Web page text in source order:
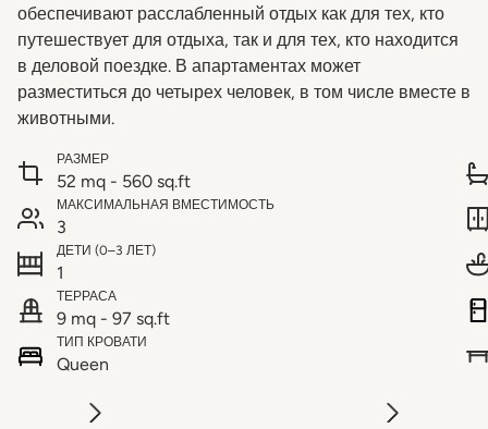
обеспечивают расслабленный отдых как для тех, кто
путешествует для отдыха, так и для тех, кто находится
в деловой поездке. В апартаментах может
разместиться до четырех человек, в том числе вместе в
животными.
РАЗМЕР
52 mq - 560 sq.ft
МАКСИМАЛЬНАЯ ВМЕСТИМОСТЬ
3
ДЕТИ (0–3 ЛЕТ)
1
ТЕРРАСА
9 mq - 97 sq.ft
ТИП КРОВАТИ
Queen